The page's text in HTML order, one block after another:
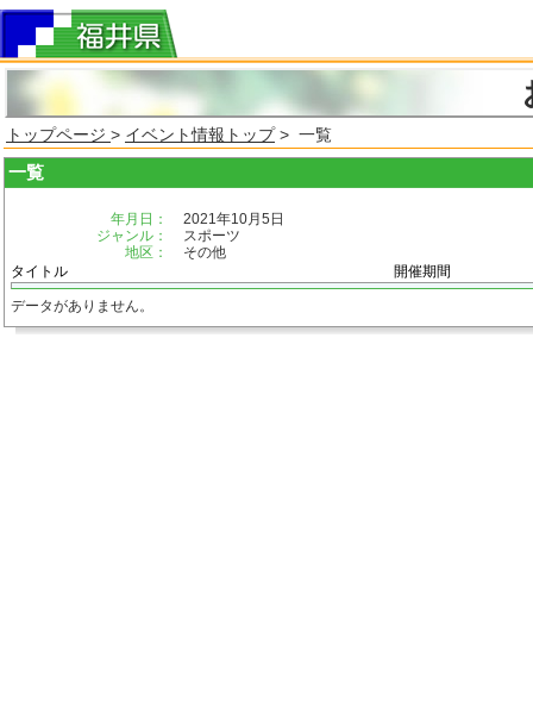
トップページ > イベント情報トップ> 一覧
一覧
年月日：
2021年10月5日
ジャンル：
スポーツ
地区：
その他
タイトル
開催期間
データがありません。